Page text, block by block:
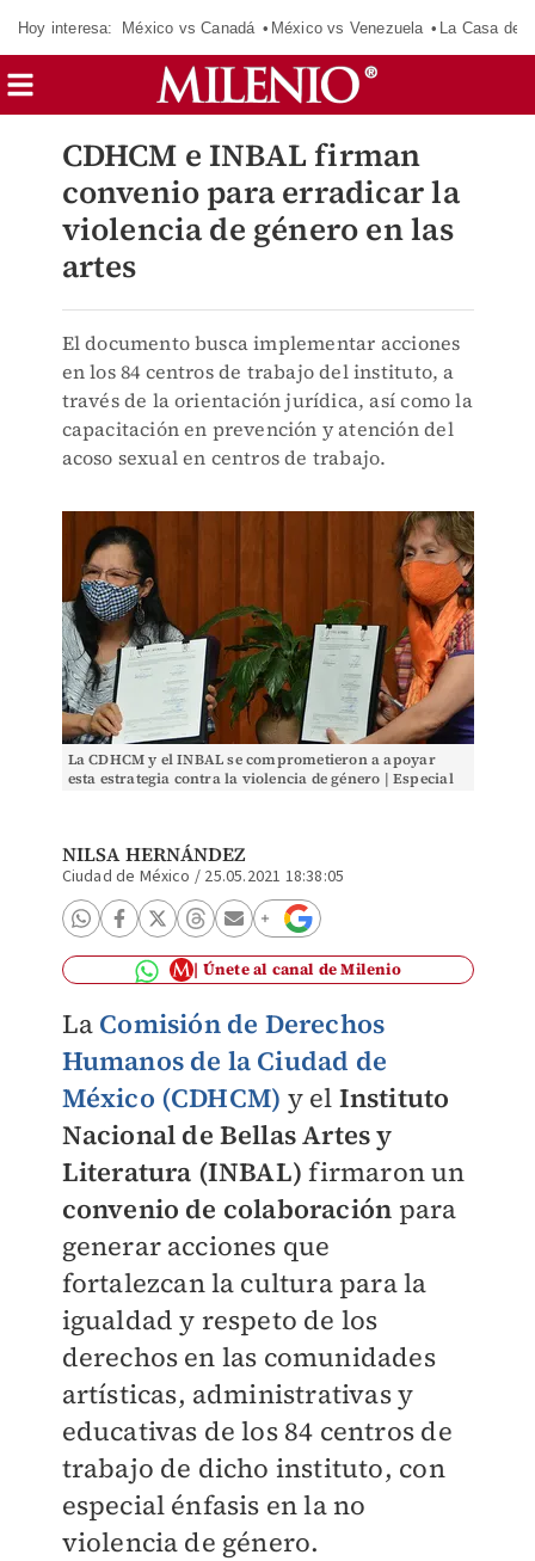
Hoy interesa: México vs Canadá México vs Venezuela La Casa de
CDHCM e INBAL firman
convenio para erradicar la
violencia de género en las
artes
El documento busca implementar acciones
en los 84 centros de trabajo del instituto, a
través de la orientación jurídica, así como la
capacitación en prevención y atención del
acoso sexual en centros de trabajo.
La CDHCM y el INBAL se comprometieron a apoyar
esta estrategia contra la violencia de género | Especial
NILSA HERNÁNDEZ
Ciudad de México / 25.05.2021 18:38:05
Únete al canal de Milenio
La Comisión de Derechos
Humanos de la Ciudad de
México (CDHCM) y el Instituto
Nacional de Bellas Artes y
Literatura (INBAL)firmaron un
convenio de colaboración para
generar acciones que
fortalezcan la cultura para la
igualdad y respeto de los
derechos en las comunidades
artísticas, administrativas y
educativas de los 84 centros de
trabajo de dicho instituto, con
especial énfasis en la no
violencia de género.